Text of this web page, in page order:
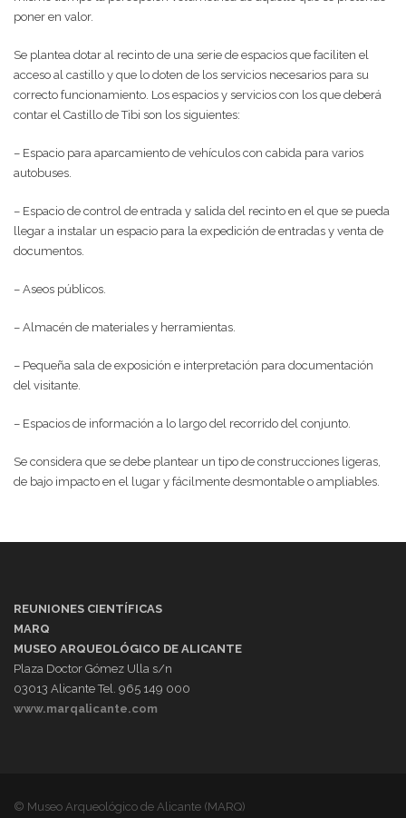
poner en valor.
Se plantea dotar al recinto de una serie de espacios que faciliten el
acceso al castillo y que lo doten de los servicios necesarios para su
correcto funcionamiento. Los espacios y servicios con los que deberá
contar el Castillo de Tibi son los siguientes:
– Espacio para aparcamiento de vehículos con cabida para varios
autobuses.
– Espacio de control de entrada y salida del recinto en el que se pueda
llegar a instalar un espacio para la expedición de entradas y venta de
documentos.
– Aseos públicos.
– Almacén de materiales y herramientas.
– Pequeña sala de exposición e interpretación para documentación
del visitante.
– Espacios de información a lo largo del recorrido del conjunto.
Se considera que se debe plantear un tipo de construcciones ligeras,
de bajo impacto en el lugar y fácilmente desmontable o ampliables.
REUNIONES CIENTÍFICAS
MARQ
MUSEO ARQUEOLÓGICO DE ALICANTE
Plaza Doctor Gómez Ulla s/n
03013 Alicante Tel. 965 149 000
www.marqalicante.com
© Museo Arqueológico de Alicante (MARQ)